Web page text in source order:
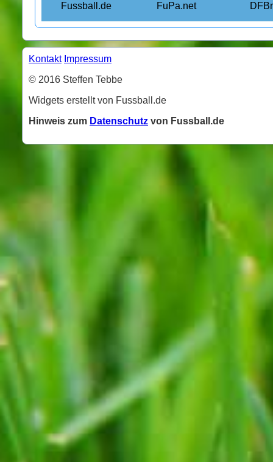
Fussball.de FuPa.net
Kontakt Impressum
© 2016 Steffen Tebbe
Widgets erstellt von Fussball.de
Hinweis zum Datenschutz von Fussball.de